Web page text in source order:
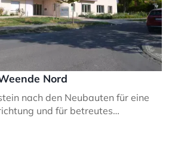
Nord
nach den Neubauten für eine
und für betreutes
ergänzt durch weitere